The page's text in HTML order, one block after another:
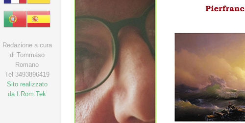
Redazione a cura
di Tommaso
Romano
Tel 3493896419
Sito realizzato
da I.Rom.Tek